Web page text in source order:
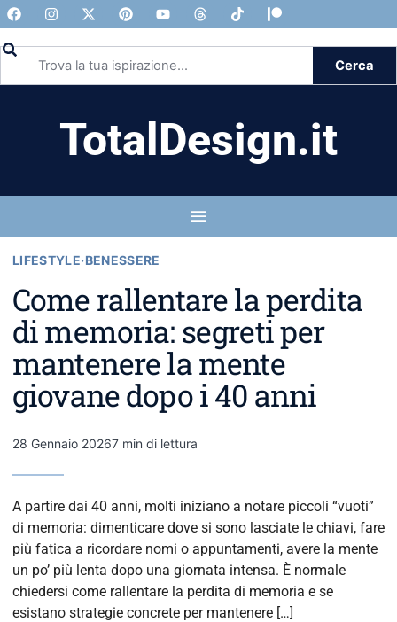
Cerca
TotalDesign.it
LIFESTYLE·BENESSERE
Come rallentare la perdita
di memoria: segreti per
mantenere la mente
giovane dopo i 40 anni
28 Gennaio 20267 min di lettura
A partire dai 40 anni, molti iniziano a notare piccoli “vuoti”
di memoria: dimenticare dove si sono lasciate le chiavi, fare
più fatica a ricordare nomi o appuntamenti, avere la mente
un po’ più lenta dopo una giornata intensa. È normale
chiedersi come rallentare la perdita di memoria e se
esistano strategie concrete per mantenere […]